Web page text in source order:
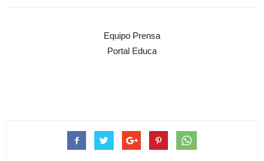
Equipo Prensa
Portal Educa